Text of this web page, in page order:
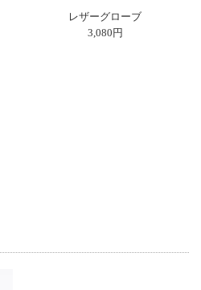
レザーグローブ
3,080円